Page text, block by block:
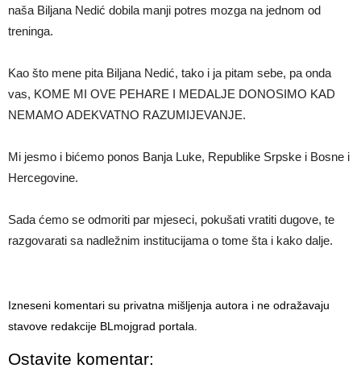
naša Biljana Nedić dobila manji potres mozga na jednom od
treninga.
Kao što mene pita Biljana Nedić, tako i ja pitam sebe, pa onda
vas, KOME MI OVE PEHARE I MEDALJE DONOSIMO KAD
NEMAMO ADEKVATNO RAZUMIJEVANJE.
Mi jesmo i bićemo ponos Banja Luke, Republike Srpske i Bosne i
Hercegovine.
Sada ćemo se odmoriti par mjeseci, pokušati vratiti dugove, te
razgovarati sa nadležnim institucijama o tome šta i kako dalje.
Izneseni komentari su privatna mišljenja autora i ne odražavaju
stavove redakcije BLmojgrad portala.
Ostavite komentar: